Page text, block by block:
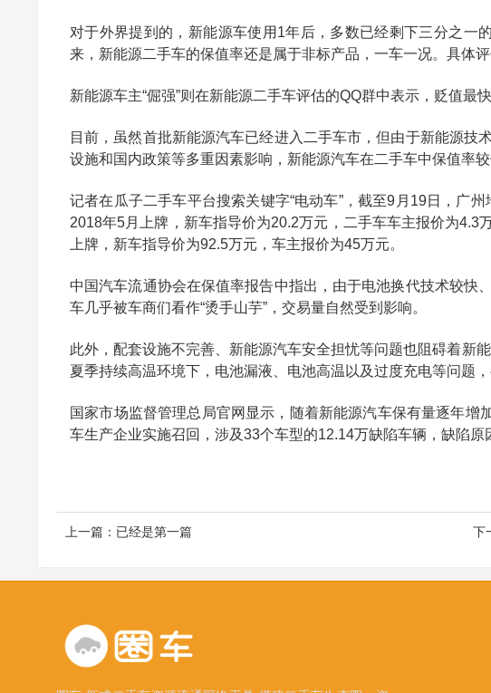
对于外界提到的，新能源车使用1年后，多数已经剩下三分之一
来，新能源二手车的保值率还是属于非标产品，一车一况。具体
新能源车主“倔强”则在新能源二手车评估的QQ群中表示，贬值最
目前，虽然首批新能源汽车已经进入二手车市，但由于新能源技
设施和国内政策等多重因素影响，新能源汽车在二手车中保值率
记者在瓜子二手车平台搜索关键字“电动车”，截至9月19日，广
2018年5月上牌，新车指导价为20.2万元，二手车车主报价为4.3
上牌，新车指导价为92.5万元，车主报价为45万元。
中国汽车流通协会在保值率报告中指出，由于电池换代技术较快
车几乎被车商们看作“烫手山芋”，交易量自然受到影响。
此外，配套设施不完善、新能源汽车安全担忧等问题也阻碍着新
夏季持续高温环境下，电池漏液、电池高温以及过度充电等问题
国家市场监督管理总局官网显示，随着新能源汽车保有量逐年
车生产企业实施召回，涉及33个车型的12.14万缺陷车辆，缺陷原
上一篇：已经是第一篇 下